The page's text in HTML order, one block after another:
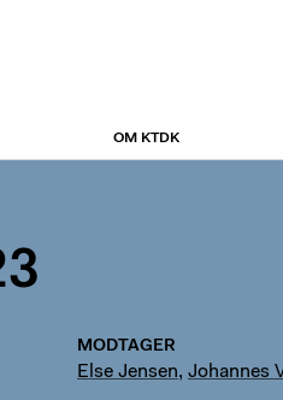
OM KTDK
MODTAGER
Else Jensen, Johannes